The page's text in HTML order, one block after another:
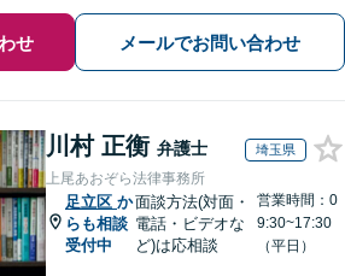
せ メールでお問い合わせ
川村 正衡 弁護士 埼玉県
上尾あおぞら法律事務所
足立区 か
らも相談
受付中
面談方法(対面・
電話・ビデオな
ど)は応相談
営業時間：0
9:30~17:30
（平日）